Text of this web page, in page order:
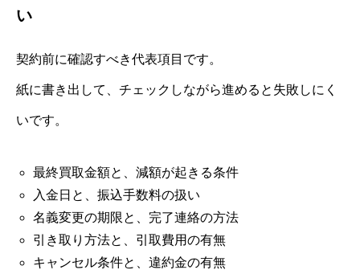
い
契約前に確認すべき代表項目です。
紙に書き出して、チェックしながら進めると失敗しにく
いです。
最終買取金額と、減額が起きる条件
入金日と、振込手数料の扱い
名義変更の期限と、完了連絡の方法
引き取り方法と、引取費用の有無
キャンセル条件と、違約金の有無